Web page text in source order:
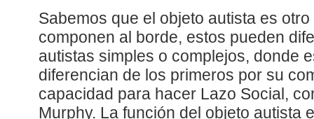
Sabemos que el objeto autista es
componen al borde, estos pueden
autistas simples o complejos, donde
diferencian de los primeros por su
capacidad para hacer Lazo Social,
Murphy. La función del objeto autista